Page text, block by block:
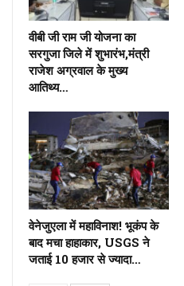
वीबी जी राम जी योजना का
सरगुजा जिले में शुभारंभ,मंत्री
राजेश अग्रवाल के मुख्य
आतिथ्य…
वेनेजुएला में महाविनाश! भूकंप के
बाद मचा हाहाकार, USGS ने
जताई 10 हजार से ज्यादा…